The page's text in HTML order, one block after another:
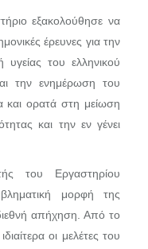
εξακολούθησε να
έρευνες για την
του ελληνικού
την ενημέρωση του
και ορατά στη μείωση
και την εν γένει
του Εργαστηρίου
μορφή της
απήχηση. Από το
οι μελέτες του